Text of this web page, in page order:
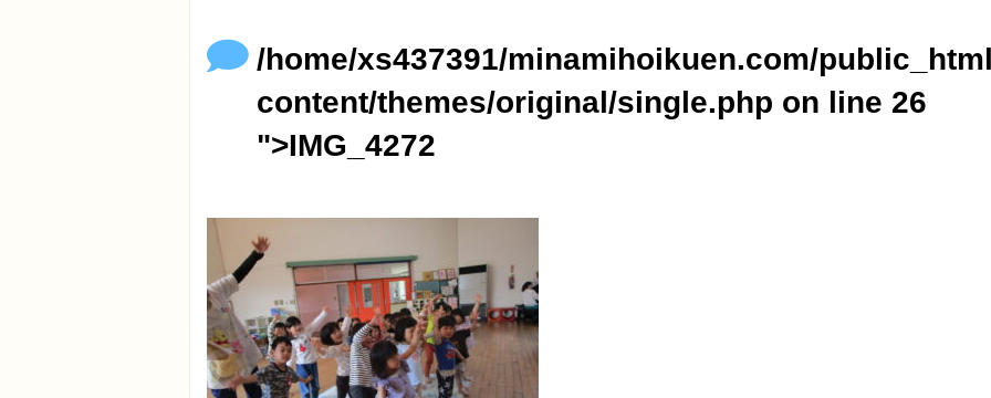
/home/xs437391/minamihoikuen.com/
content/themes/original/single.php on line 26
">IMG_4272